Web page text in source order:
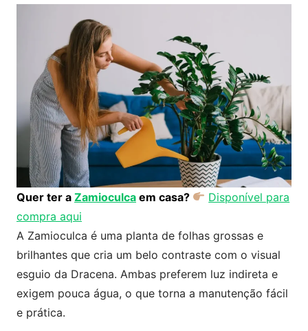
Quer ter a Zamioculca em casa?
Disponível para
compra aqui
A Zamioculca é uma planta de folhas grossas e
brilhantes que cria um belo contraste com o visual
esguio da Dracena. Ambas preferem luz indireta e
exigem pouca água, o que torna a manutenção fácil
e prática.